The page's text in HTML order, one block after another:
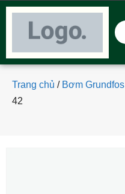
Trang chủ / Bơm Grundfos
42